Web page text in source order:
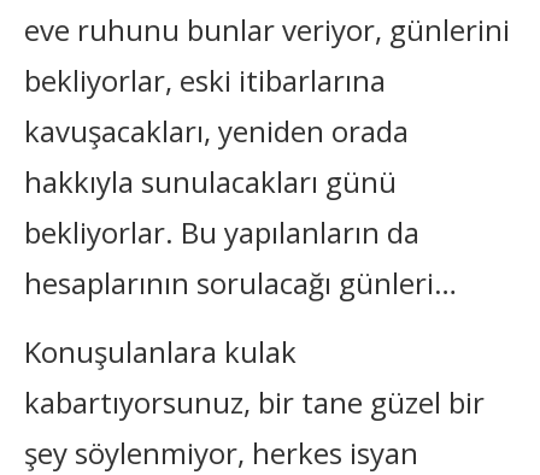
eve ruhunu bunlar veriyor, günlerini
bekliyorlar, eski itibarlarına
kavuşacakları, yeniden orada
hakkıyla sunulacakları günü
bekliyorlar. Bu yapılanların da
hesaplarının sorulacağı günleri…
Konuşulanlara kulak
kabartıyorsunuz, bir tane güzel bir
şey söylenmiyor, herkes isyan